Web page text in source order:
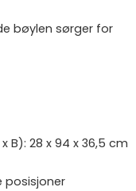
bøylen sørger for
B): 28 x 94 x 36,5 cm
posisjoner